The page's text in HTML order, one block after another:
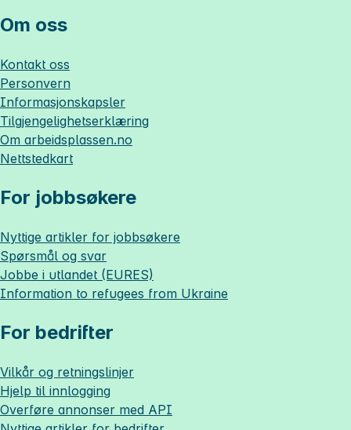
Om oss
Kontakt oss
Personvern
Informasjonskapsler
Tilgjengelighetserklæring
Om arbeidsplassen.no
Nettstedkart
For jobbsøkere
Nyttige artikler for jobbsøkere
Spørsmål og svar
Jobbe i utlandet (EURES)
Information to refugees from Ukraine
For bedrifter
Vilkår og retningslinjer
Hjelp til innlogging
Overføre annonser med API